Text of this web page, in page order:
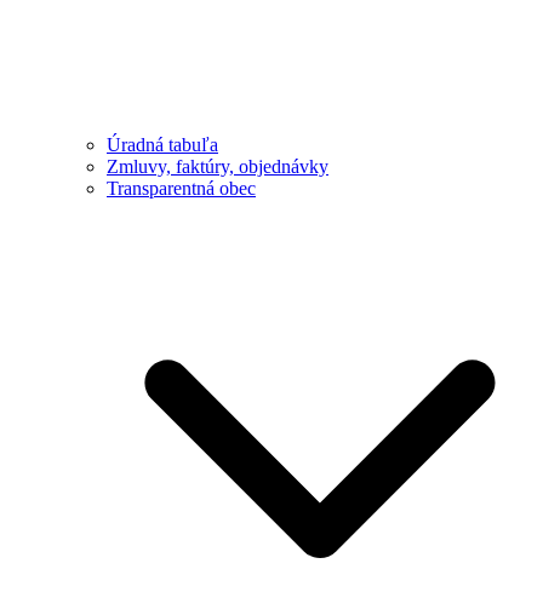
Úradná tabuľa
Zmluvy, faktúry, objednávky
Transparentná obec